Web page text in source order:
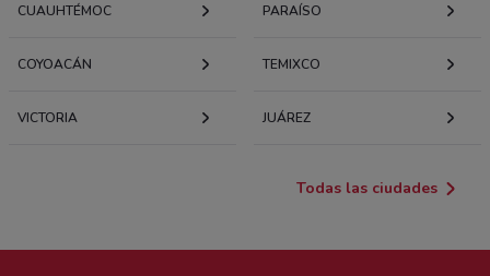
CUAUHTÉMOC PARAÍSO
COYOACÁN TEMIXCO
VICTORIA JUÁREZ
Todas las ciudades